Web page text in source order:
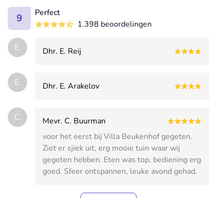
9
Perfect
1.398 beoordelingen
E. Dhr. E. Reij
E. Dhr. E. Arakelov
C.
Mevr. C. Buurman
voor het eerst bij Villa Beukenhof gegeten.
Ziet er sjiek uit, erg mooie tuin waar wij
gegeten hebben. Eten was top, bediening erg
goed. Sfeer ontspannen, leuke avond gehad.